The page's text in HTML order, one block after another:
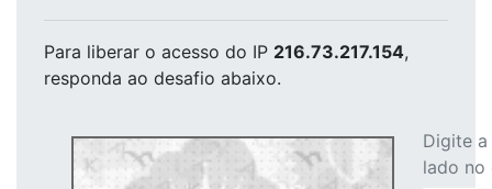
Para liberar o acesso do IP 216.73.217.154,
responda ao desafio abaixo.
Digite
lado no